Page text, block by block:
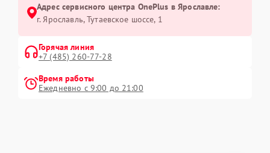
Адрес сервисного центра OnePlus в Ярославле:
г. Ярославль, Тутаевское шоссе, 1
Горячая линия
+7 (485) 260-77-28
Время работы
Ежедневно с 9:00 до 21:00